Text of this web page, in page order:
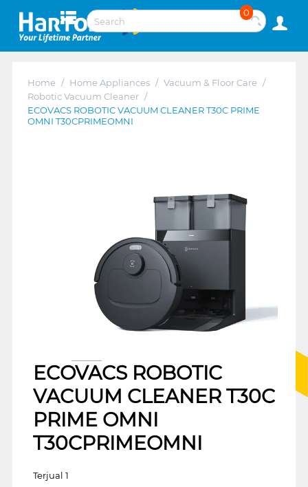
0
Home / Home Appliances / Vacuum & Floor Care /
Robotic Vacuum Cleaner /
ECOVACS ROBOTIC VACUUM CLEANER T30C PRIME
OMNI T30CPRIMEOMNI
ECOVACS ROBOTIC
VACUUM CLEANER T30C
PRIME OMNI
T30CPRIMEOMNI
Terjual 1